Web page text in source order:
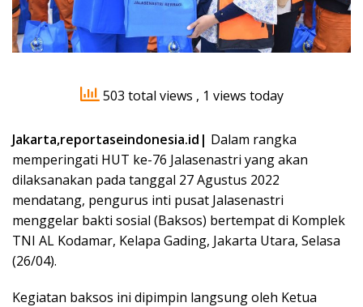
503 total views , 1 views today
Jakarta,reportaseindonesia.id| Dalam rangka
memperingati HUT ke-76 Jalasenastri yang akan
dilaksanakan pada tanggal 27 Agustus 2022
mendatang, pengurus inti pusat Jalasenastri
menggelar bakti sosial (Baksos) bertempat di Komplek
TNI AL Kodamar, Kelapa Gading, Jakarta Utara, Selasa
(26/04).
Kegiatan baksos ini dipimpin langsung oleh Ketua